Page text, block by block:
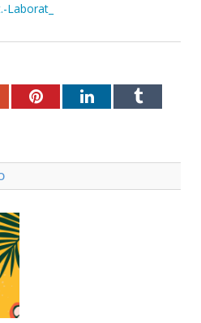
PinterestLinkedInTumblr